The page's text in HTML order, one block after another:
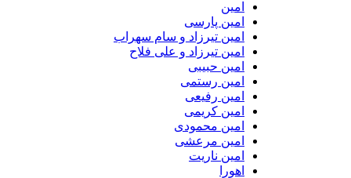
امین پارسی
امین تیرزاد و سام سهراب
امین تیرزاد و علی فلاح
امین حبیبی
امین رستمی
امین رفیعی
امین کریمی
امین محمودی
امین مرعشی
امین ناریت